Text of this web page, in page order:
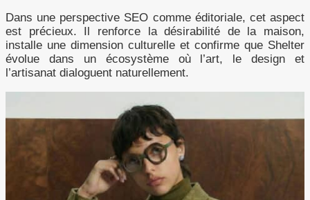
Dans une perspective SEO comme éditoriale, cet aspect
est précieux. Il renforce la désirabilité de la maison,
installe une dimension culturelle et confirme que Shelter
évolue dans un écosystème où l’art, le design et
l’artisanat dialoguent naturellement.